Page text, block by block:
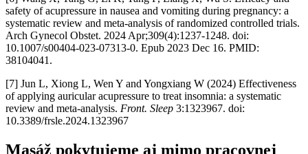
safety of acupressure in nausea and vomiting during pregnancy: a
systematic review and meta-analysis of randomized controlled trials.
Arch Gynecol Obstet. 2024 Apr;309(4):1237-1248. doi:
10.1007/s00404-023-07313-0. Epub 2023 Dec 16. PMID:
38104041.
[7] Jun L, Xiong L, Wen Y and Yongxiang W (2024) Effectiveness
of applying auricular acupressure to treat insomnia: a systematic
review and meta-analysis. Front. Sleep 3:1323967. doi:
10.3389/frsle.2024.1323967
Masáž pokytujeme aj mimo pracovnej